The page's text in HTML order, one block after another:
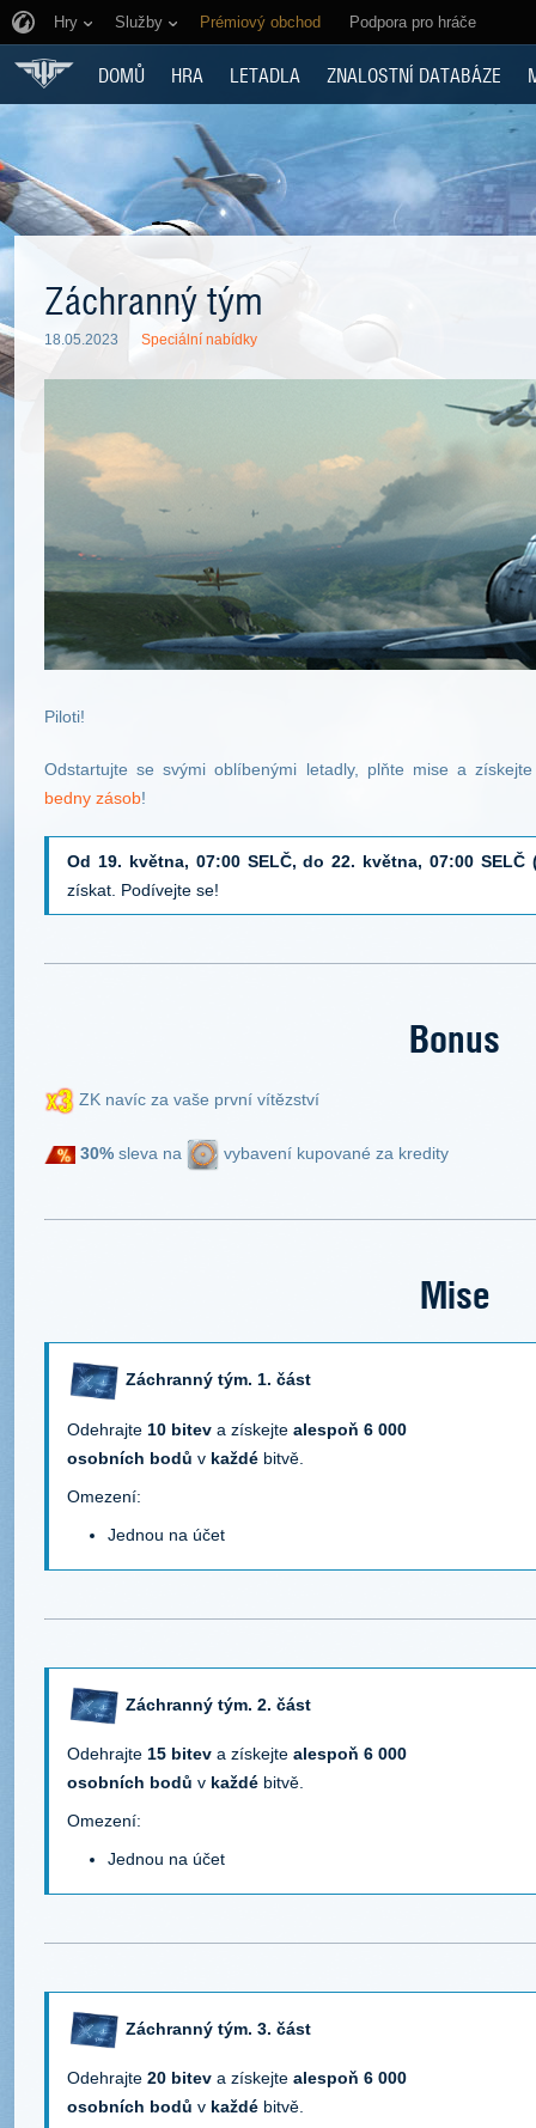
Hry Služby Prémiový obchod Podpora pro hráče
DOMŮ HRA LETADLA ZNALOSTNÍ DATABÁZE
Záchranný tým
18.05.2023 Speciální nabídky
Piloti!
Odstartujte se svými oblíbenými letadly, plňte mise a
bedny zásob!
Od 19. května, 07:00 SELČ, do 22. května, 07:00 SELČ
získat. Podívejte se!
Bonus
ZK navíc za vaše první vítězství
30% sleva na vybavení kupované za kredity
Mise
Záchranný tým. 1. část
Odehrajte 10 bitev a získejte alespoň 6 000
osobních bodů v každé bitvě.
Omezení:
Jednou na účet
Záchranný tým. 2. část
Odehrajte 15 bitev a získejte alespoň 6 000
osobních bodů v každé bitvě.
Omezení:
Jednou na účet
Záchranný tým. 3. část
Odehrajte 20 bitev a získejte alespoň 6 000
osobních bodů v každé bitvě.